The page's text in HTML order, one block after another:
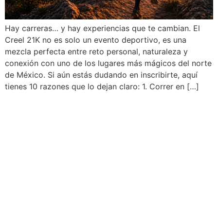
Hay carreras… y hay experiencias que te cambian. El
Creel 21K no es solo un evento deportivo, es una
mezcla perfecta entre reto personal, naturaleza y
conexión con uno de los lugares más mágicos del norte
de México. Si aún estás dudando en inscribirte, aquí
tienes 10 razones que lo dejan claro: 1. Correr en […]